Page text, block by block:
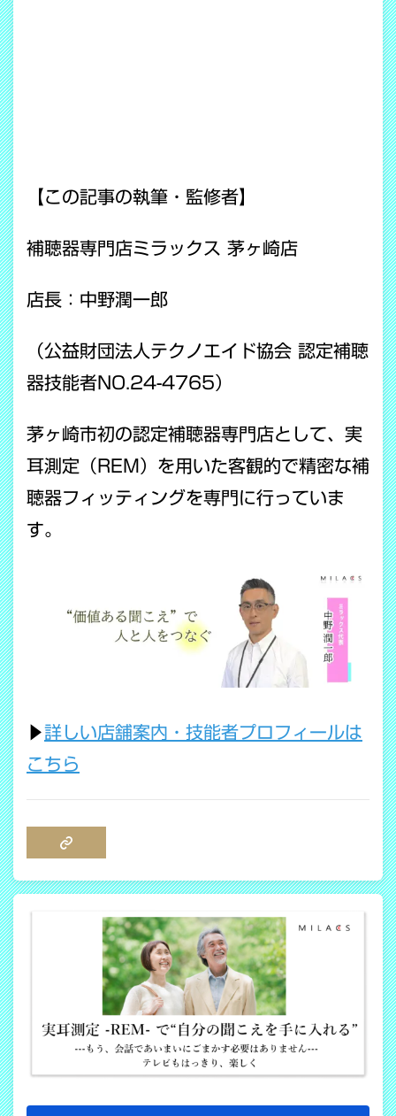
【この記事の執筆・監修者】
補聴器専門店ミラックス 茅ヶ崎店
店長：中野潤一郎
（公益財団法人テクノエイド協会 認定補聴
器技能者NO.24-4765）
茅ヶ崎市初の認定補聴器専門店として、実
耳測定（REM）を用いた客観的で精密な補
聴器フィッティングを専門に行っていま
す。
▶詳しい店舗案内・技能者プロフィールは
こちら